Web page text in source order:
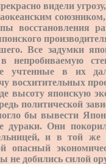
видели
восстановления
Все задумки
непробиваемую
учтенные в их
восхитительных
высоту японскую
политической
бы вывести
Они
и в той
опасный
не добились силой